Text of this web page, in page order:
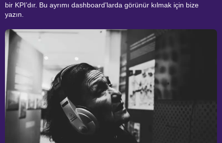
bir KPI’dır. Bu ayrımı dashboard’larda görünür kılmak için bize
yazın.